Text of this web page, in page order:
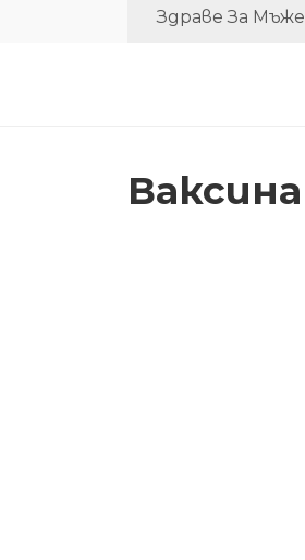
Здраве За Мъже